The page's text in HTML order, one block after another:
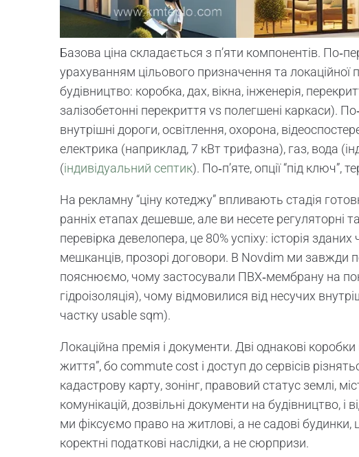
Базова ціна складається з п’яти компонентів.
урахуванням цільового призначення та локаційної
будівництво: коробка, дах, вікна, інженерія,
залізобетонні перекриття vs полегшені каркаси).
внутрішні дороги, освітлення, охорона,
електрика (наприклад, 7 кВт трифазна), газ, вода
(індивідуальний септик). По‑п’яте, опції “під ключ”,
На рекламну “ціну котеджу” впливають стадія
ранніх етапах дешевше, але ви несете регуляторні
перевірка девелопера, це 80% успіху: історія зданих
мешканців, прозорі договори. В Novdim ми завжди
пояснюємо, чому застосували ПВХ‑мембрану на
гідроізоляція), чому відмовилися від несучих
частку usable sqm).
Локаційна премія і документи. Дві однакові
життя”, бо commute cost і доступ до сервісів
кадастрову карту, зонінг, правовий статус землі,
комунікацій, дозвільні документи на будівництво,
ми фіксуємо право на житлові, а не садові
коректні податкові наслідки, а не сюрпризи.